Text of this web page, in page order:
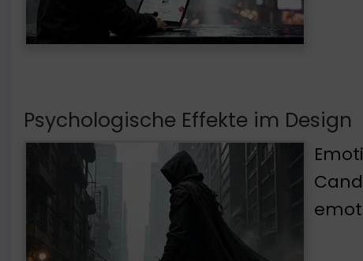
Psychologische Effekte im Design